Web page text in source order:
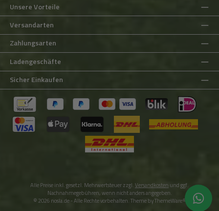
Unsere Vorteile
Versandarten
Zahlungsarten
Ladengeschäfte
Sicher Einkaufen
Alle Preise inkl. gesetzl. Mehrwertsteuer zzgl.Versandkosten und ggf.
Nachnahmegebühren, wenn nicht anders angegeben.
© 2026 nosla.de - Alle Rechte vorbehalten. Theme byThemeWare®